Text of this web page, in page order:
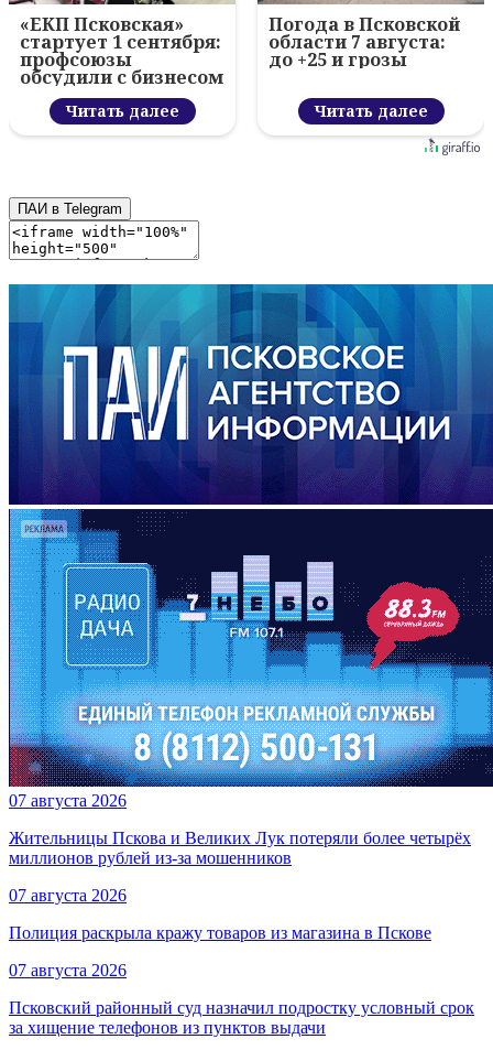
«ЕКП Псковская»
стартует 1 сентября:
профсоюзы
обсудили с бизнесом
новый цифровой
проектЧитать далее
Погода в Псковской
области 7 августа:
до +25 и грозы
Читать далее
ПАИ в Telegram
07 августа 2026
Жительницы Пскова и Великих Лук потеряли более четырёх
миллионов рублей из-за мошенников
07 августа 2026
Полиция раскрыла кражу товаров из магазина в Пскове
07 августа 2026
Псковский районный суд назначил подростку условный срок
за хищение телефонов из пунктов выдачи